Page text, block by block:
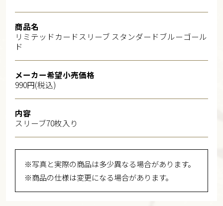
商品名
リミテッドカードスリーブ スタンダードブルーゴール
ド
メーカー希望小売価格
990円(税込)
内容
スリーブ70枚入り
※写真と実際の商品は多少異なる場合があります。
※商品の仕様は変更になる場合があります。